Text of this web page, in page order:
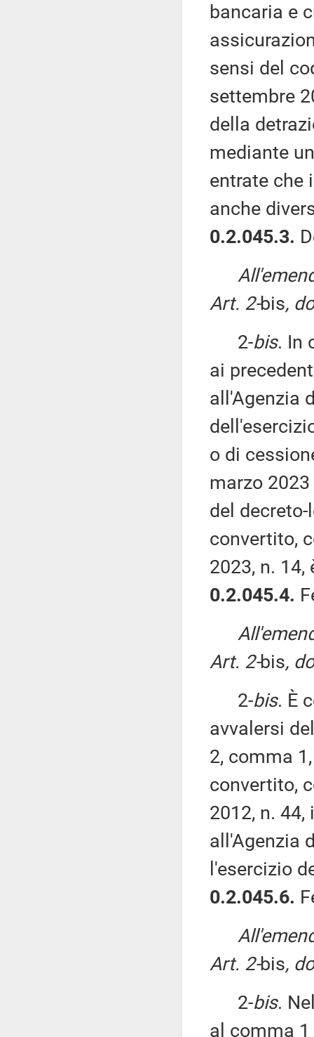
bancaria e
sensi del
settembre
della
mediante
entrate che
anche
0.2.045.3.
Art. 2-bis,
2-bis. In
ai
all'Agenzia
o di
marzo
del
convertito,
2023, n.
0.2.045.4.
Art. 2-bis,
2-bis. È
avvalersi
2, comma
convertito,
2012, n.
all'Agenzia
l'esercizio
0.2.045.6.
Art. 2-bis,
2-bis.
al comma